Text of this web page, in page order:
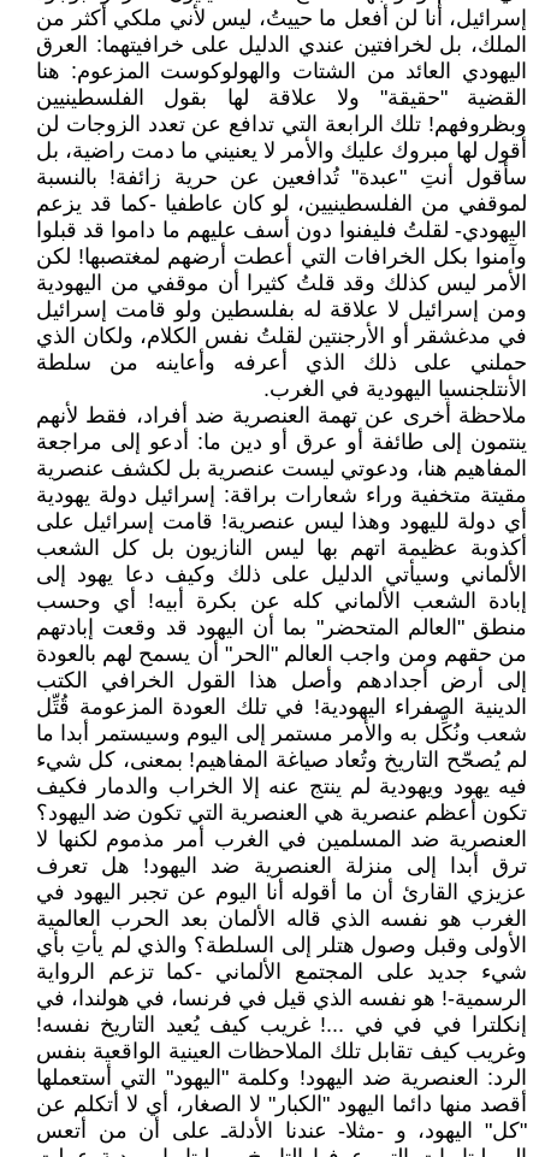
إسرائيل، أنا لن أفعل ما حييتُ، ليس لأني ملكي أكثر من
الملك، بل لخرافتين عندي الدليل على خرافيتهما: العرق
اليهودي العائد من الشتات والهولوكوست المزعوم: هنا
القضية "حقيقة" ولا علاقة لها بقول الفلسطينيين
وبظروفهم! تلك الرابعة التي تدافع عن تعدد الزوجات لن
أقول لها مبروك عليك والأمر لا يعنيني ما دمت راضية، بل
سأقول أنتِ "عبدة" تُدافعين عن حرية زائفة! بالنسبة
لموقفي من الفلسطينيين، لو كان عاطفيا -كما قد يزعم
اليهودي- لقلتُ فليفنوا دون أسف عليهم ما داموا قد قبلوا
وآمنوا بكل الخرافات التي أعطت أرضهم لمغتصبها! لكن
الأمر ليس كذلك وقد قلتُ كثيرا أن موقفي من اليهودية
ومن إسرائيل لا علاقة له بفلسطين ولو قامت إسرائيل
في مدغشقر أو الأرجنتين لقلتُ نفس الكلام، ولكان الذي
حملني على ذلك الذي أعرفه وأعاينه من سلطة
الأنتلجنسيا اليهودية في الغرب.
ملاحظة أخرى عن تهمة العنصرية ضد أفراد، فقط لأنهم
ينتمون إلى طائفة أو عرق أو دين ما: أدعو إلى مراجعة
المفاهيم هنا، ودعوتي ليست عنصرية بل لكشف عنصرية
مقيتة متخفية وراء شعارات براقة: إسرائيل دولة يهودية
أي دولة لليهود وهذا ليس عنصرية! قامت إسرائيل على
أكذوبة عظيمة اتهم بها ليس النازيون بل كل الشعب
الألماني وسيأتي الدليل على ذلك وكيف دعا يهود إلى
إبادة الشعب الألماني كله عن بكرة أبيه! أي وحسب
منطق "العالم المتحضر" بما أن اليهود قد وقعت إبادتهم
من حقهم ومن واجب العالم "الحر" أن يسمح لهم بالعودة
إلى أرض أجدادهم وأصل هذا القول الخرافي الكتب
الدينية الصفراء اليهودية! في تلك العودة المزعومة قُتِّل
شعب ونُكِّل به والأمر مستمر إلى اليوم وسيستمر أبدا ما
لم يُصحّح التاريخ وتُعاد صياغة المفاهيم! بمعنى، كل شيء
فيه يهود ويهودية لم ينتج عنه إلا الخراب والدمار فكيف
تكون أعظم عنصرية هي العنصرية التي تكون ضد اليهود؟
العنصرية ضد المسلمين في الغرب أمر مذموم لكنها لا
ترق أبدا إلى منزلة العنصرية ضد اليهود! هل تعرف
عزيزي القارئ أن ما أقوله أنا اليوم عن تجبر اليهود في
الغرب هو نفسه الذي قاله الألمان بعد الحرب العالمية
الأولى وقبل وصول هتلر إلى السلطة؟ والذي لم يأتِ بأي
شيء جديد على المجتمع الألماني -كما تزعم الرواية
الرسمية-! هو نفسه الذي قيل في فرنسا، في هولندا، في
إنكلترا في في في ...! غريب كيف يُعيد التاريخ نفسه!
وغريب كيف تقابل تلك الملاحظات العينية الواقعية بنفس
الرد: العنصرية ضد اليهود! وكلمة "اليهود" التي أستعملها
أقصد منها دائما اليهود "الكبار" لا الصغار، أي لا أتكلم عن
"كل" اليهود، و -مثلا- عندنا الأدلةـ على أن من أتعس